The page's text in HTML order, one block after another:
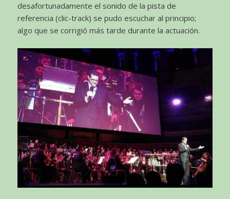
desafortunadamente el sonido de la pista de
referencia (clic-track) se pudo escuchar al principio;
algo que se corrigió más tarde durante la actuación.